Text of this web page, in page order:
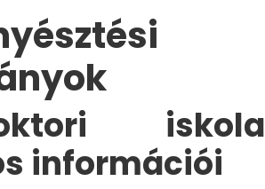
iskola
információi